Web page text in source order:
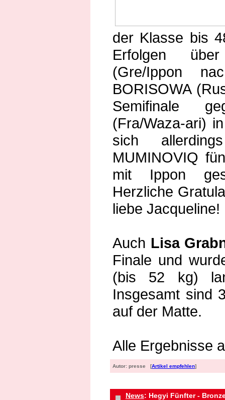
der Klasse bis
Erfolgen
(Gre/Ippon
BORISOWA
Semifinale
(Fra/Waza-ari)
sich
MUMINOVIQ
mit Ippon
Herzliche
liebe Jacqueline!
Auch Lisa
Finale und
(bis 52 kg)
Insgesamt sind
auf der Matte.
Alle Ergebnisse
Autor: presse [Artikel empfehlen]
News: Hegyi Fünfter -